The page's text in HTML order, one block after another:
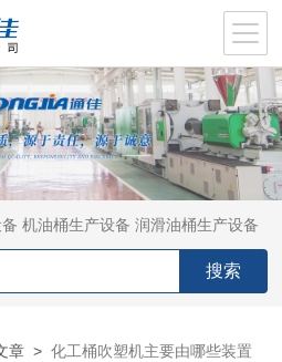
机油桶生产设备 润滑油桶生产设备
章 >化工桶吹塑机主要由哪些装置